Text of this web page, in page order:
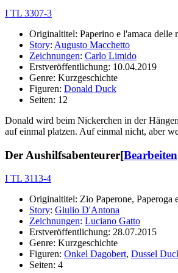
I TL 3307-3
Originaltitel: Paperino e l'amaca delle
Story: Augusto Macchetto
Zeichnungen: Carlo Limido
Erstveröffentlichung: 10.04.2019
Genre: Kurzgeschichte
Figuren: Donald Duck
Seiten: 12
Donald wird beim Nickerchen in der
auf einmal platzen. Auf einmal nicht, aber
Der Aushilfsabenteurer[Bearbeiten
I TL 3113-4
Originaltitel: Zio Paperone, Paperoga
Story: Giulio D'Antona
Zeichnungen: Luciano Gatto
Erstveröffentlichung: 28.07.2015
Genre: Kurzgeschichte
Figuren: Onkel Dagobert, Dussel
Seiten: 4